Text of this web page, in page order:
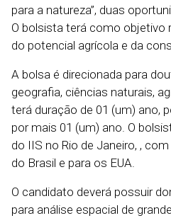
para a natureza”, duas
O bolsista terá como objetivo
do potencial agrícola e da
A bolsa é direcionada para
geografia, ciências naturais,
terá duração de 01 (um) ano,
por mais 01 (um) ano. O
do IIS no Rio de Janeiro, ,
do Brasil e para os EUA.
O candidato deverá possuir
para análise espacial de